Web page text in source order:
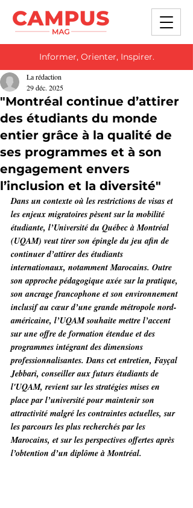
Informer, Orienter, Inspirer.
"Montréal continue d’attirer
des étudiants du monde
entier grâce à la qualité de
ses programmes et à son
engagement envers
l’inclusion et la diversité"
La rédaction
29 déc. 2025
Dans un contexte où les restrictions de visas et
les enjeux migratoires pèsent sur la mobilité
étudiante, l’Université du Québec à Montréal
(UQAM) veut tirer son épingle du jeu afin de
continuer d’attirer des étudiants
internationaux, notamment Marocains. Outre
son approche pédagogique axée sur la pratique,
son ancrage francophone et son environnement
inclusif au cœur d’une grande métropole nord-
américaine, l’UQAM souhaite mettre l’accent
sur une offre de formation étendue et des
programmes intégrant des dimensions
professionnalisantes. Dans cet entretien, Fayçal
Jebbari, conseiller aux futurs étudiants de
l'UQAM, revient sur les stratégies mises en
place par l’université pour maintenir son
attractivité malgré les contraintes actuelles, sur
les parcours les plus recherchés par les
Marocains, et sur les perspectives offertes après
l’obtention d’un diplôme à Montréal.